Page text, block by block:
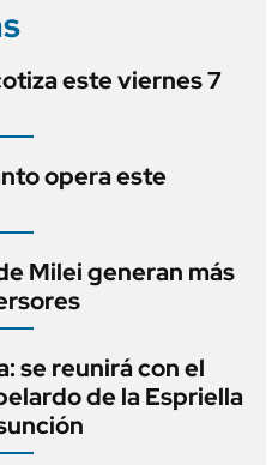
este viernes 7
opera este
Milei generan más
se reunirá con el
de la Espriella